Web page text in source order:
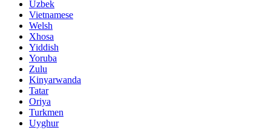
Uzbek
Vietnamese
Welsh
Xhosa
Yiddish
Yoruba
Zulu
Kinyarwanda
Tatar
Oriya
Turkmen
Uyghur